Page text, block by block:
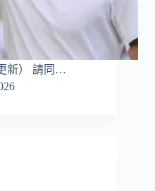
新） 請同…